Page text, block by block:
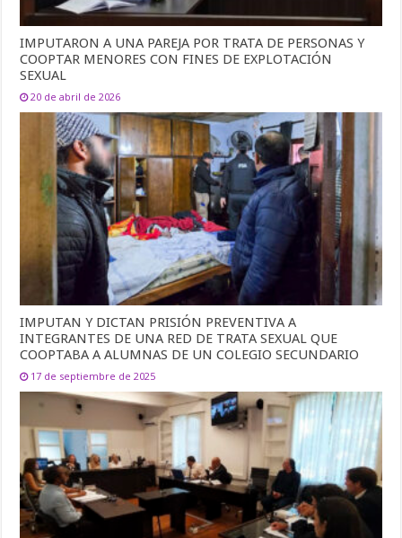
IMPUTARON A UNA PAREJA POR TRATA DE PERSONAS Y
COOPTAR MENORES CON FINES DE EXPLOTACIÓN
SEXUAL
20 de abril de 2026
IMPUTAN Y DICTAN PRISIÓN PREVENTIVA A
INTEGRANTES DE UNA RED DE TRATA SEXUAL QUE
COOPTABA A ALUMNAS DE UN COLEGIO SECUNDARIO
17 de septiembre de 2025